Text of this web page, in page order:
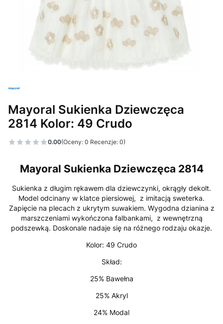
Mayoral Sukienka Dziewczęca
2814 Kolor: 49 Crudo
0.00(Oceny: 0 Recenzje: 0)
Mayoral Sukienka Dziewczęca 2814
Sukienka z długim rękawem dla dziewczynki, okrągły dekolt.
Model odcinany w klatce piersiowej, z imitacją sweterka.
Zapięcie na plecach z ukrytym suwakiem. Wygodna dzianina z
marszczeniami wykończona falbankami, z wewnętrzną
podszewką. Doskonale nadaje się na różnego rodzaju okazje.
Kolor: 49 Crudo
Skład:
25% Bawełna
25% Akryl
24% Modal